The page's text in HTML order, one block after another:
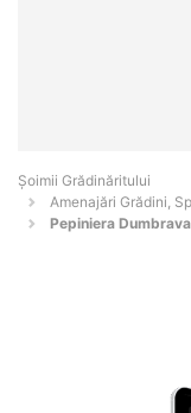
Șoimii Grădinăritului
Amenajări Grădini,
Pepiniera Dumbrava